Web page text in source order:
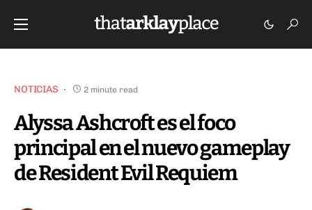
NOTICIAS 2 minute read
Alyssa Ashcroft es el foco
principal en el nuevo gameplay
de Resident Evil Requiem